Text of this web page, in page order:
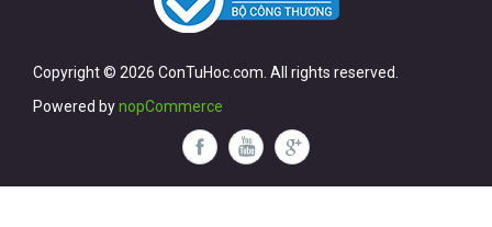
Copyright © 2026 ConTuHoc.com. All rights reserved.
Powered bynopCommerce